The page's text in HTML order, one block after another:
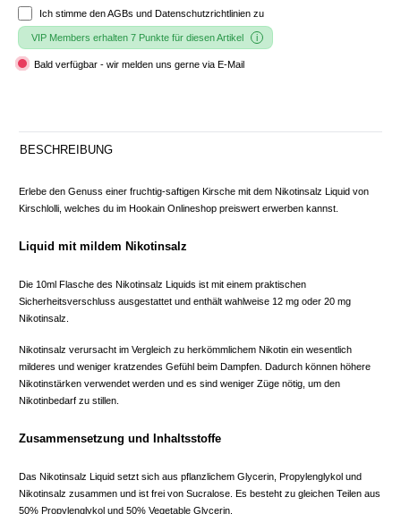
Ich stimme denAGBs und Datenschutzrichtlinien zu
VIP Members erhalten 7 Punkte für diesen Artikel
Bald verfügbar - wir melden uns gerne via E-Mail
BESCHREIBUNG
Erlebe den Genuss einer fruchtig-saftigen Kirsche mit dem Nikotinsalz Liquid von
Kirschlolli, welches du im Hookain Onlineshop preiswert erwerben kannst.
Liquid mit mildem Nikotinsalz
Die 10ml Flasche des Nikotinsalz Liquids ist mit einem praktischen
Sicherheitsverschluss ausgestattet und enthält wahlweise 12 mg oder 20 mg
Nikotinsalz.
Nikotinsalz verursacht im Vergleich zu herkömmlichem Nikotin ein wesentlich
milderes und weniger kratzendes Gefühl beim Dampfen. Dadurch können höhere
Nikotinstärken verwendet werden und es sind weniger Züge nötig, um den
Nikotinbedarf zu stillen.
Zusammensetzung und Inhaltsstoffe
Das Nikotinsalz Liquid setzt sich aus pflanzlichem Glycerin, Propylenglykol und
Nikotinsalz zusammen und ist frei von Sucralose. Es besteht zu gleichen Teilen aus
50% Propylenglykol und 50% Vegetable Glycerin.